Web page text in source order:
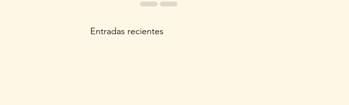
Entradas recientes